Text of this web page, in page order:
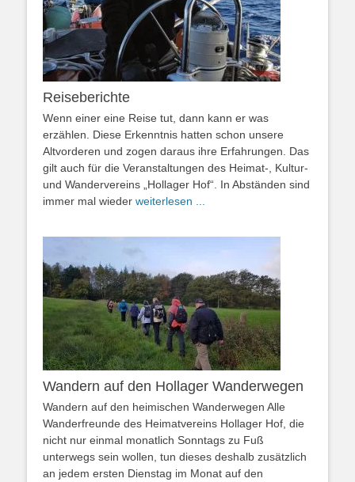
Reiseberichte
Wenn einer eine Reise tut, dann kann er was
erzählen. Diese Erkenntnis hatten schon unsere
Altvorderen und zogen daraus ihre Erfahrungen. Das
gilt auch für die Veranstaltungen des Heimat-, Kultur-
und Wandervereins „Hollager Hof“. In Abständen sind
immer mal wieder weiterlesen ...
Wandern auf den Hollager Wanderwegen
Wandern auf den heimischen Wanderwegen Alle
Wanderfreunde des Heimatvereins Hollager Hof, die
nicht nur einmal monatlich Sonntags zu Fuß
unterwegs sein wollen, tun dieses deshalb zusätzlich
an jedem ersten Dienstag im Monat auf den